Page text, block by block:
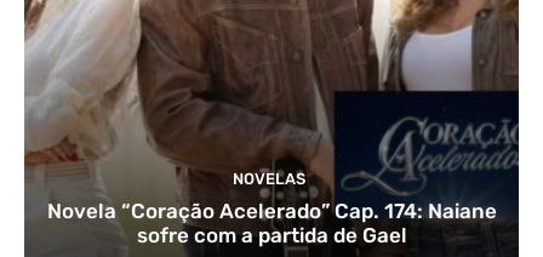
NOVELAS
Novela “Coração Acelerado” Cap. 174: Naiane
sofre com a partida de Gael